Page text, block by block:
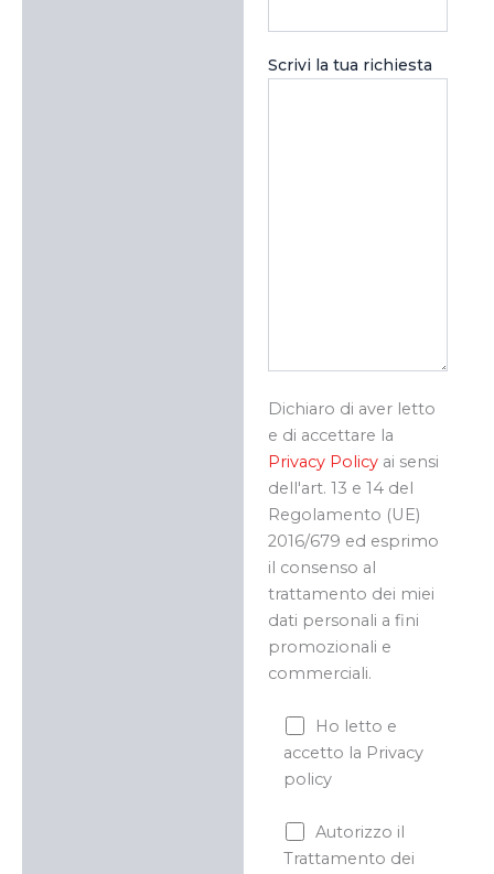
Scrivi la tua richiesta
Dichiaro di aver letto
e di accettare la
Privacy Policyai sensi
dell'art. 13 e 14 del
Regolamento (UE)
2016/679 ed esprimo
il consenso al
trattamento dei miei
dati personali a fini
promozionali e
commerciali.
Ho letto e
accetto la Privacy
policy
Autorizzo il
Trattamento dei